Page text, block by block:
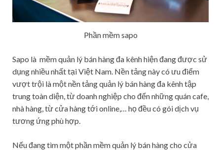
Phần mềm sapo
Sapo là mềm quản lý bán hàng đa kênh hiện đang được sử
dụng nhiều nhất tại Việt Nam. Nền tảng này có ưu điểm
vượt trội là một nền tảng quản lý bán hàng đa kênh tập
trung toàn diện, từ doanh nghiệp cho đến những quán cafe,
nhà hàng, từ cửa hàng tới online,… họ đều có gói dịch vụ
tương ứng phù hợp.
Nếu đang tìm một phần mềm quản lý bán hàng cho cửa